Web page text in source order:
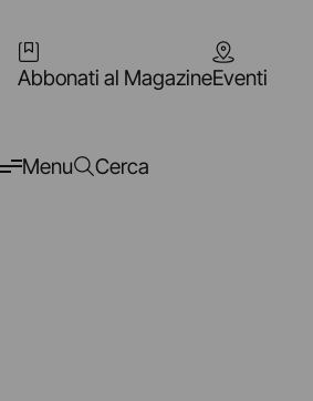
Abbonati al MagazineEventi
Menu Cerca